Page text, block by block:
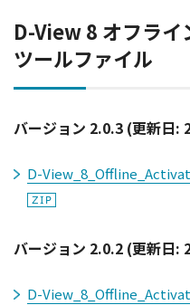
D-View 8 オフライ
ツールファイル
バージョン 2.0.3 (更新日:
D-
バージョン 2.0.2 (更新日:
D-